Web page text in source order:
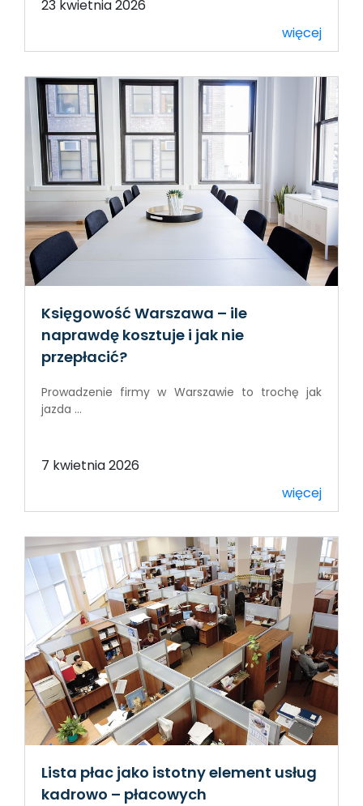
23 kwietnia 2026
więcej
Księgowość Warszawa – ile
naprawdę kosztuje i jak nie
przepłacić?
Prowadzenie firmy w Warszawie to trochę jak
jazda ...
7 kwietnia 2026
więcej
Lista płac jako istotny element usług
kadrowo – płacowych